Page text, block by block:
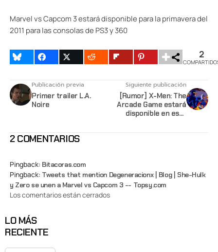
Marvel vs Capcom 3 estará disponible para la primavera del
2011 para las consolas de PS3 y 360
2
Publicación previa
Primer trailer L.A.
Noire
Siguiente publicación
[Rumor] X-Men: The
Arcade Game estará
disponible en esta
2 COMENTARIOS
Pingback: Bitacoras.com
Pingback: Tweets that mention Degeneracionx | Blog | She-Hulk
y Zero se unen a Marvel vs Capcom 3 -- Topsy.com
Los comentarios están cerrados
LO MÁS
RECIENTE